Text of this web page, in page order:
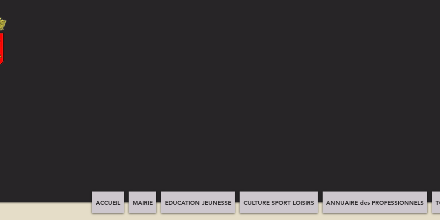
ACCUEIL MAIRIE EDUCATION JEUNESSE CULTURE SPORT LOISIRS ANNUAIRE des PROFESSIONNELS